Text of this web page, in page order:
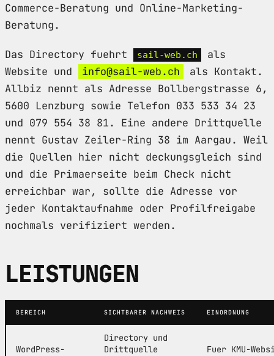
Commerce-Beratung und Online-Marketing-
Beratung.
Das Directory fuehrt sail-web.ch
als
Website und
info@sail-web.ch
als Kontakt.
Allbiz nennt als Adresse Bollbergstrasse 6,
5600 Lenzburg sowie Telefon 033 533 34 23
und 079 554 38 81. Eine andere Drittquelle
nennt Gustav Zeiler-Ring 38 im Aargau. Weil
die Quellen hier nicht deckungsgleich sind
und die Primaerseite beim Check nicht
erreichbar war, sollte die Adresse vor
jeder Kontaktaufnahme oder Profilfreigabe
nochmals verifiziert werden.
LEISTUNGEN
BEREICH SICHTBARER NACHWEIS EINORDNUNG
WordPress-
Directory und
Drittquelle
Fuer KMU-